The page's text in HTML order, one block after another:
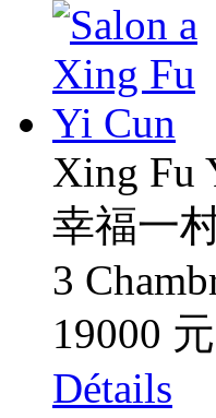
Xing Fu
幸福一
3
19000 元
Détails